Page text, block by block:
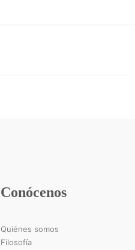
Conócenos
Quiénes somos
Filosofía